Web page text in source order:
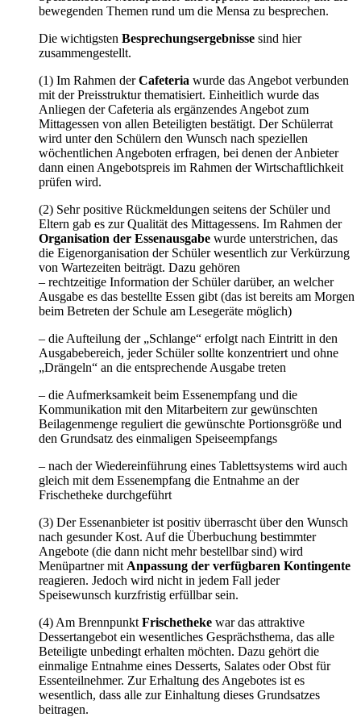
bewegenden Themen rund um die Mensa zu besprechen.
Die wichtigsten Besprechungsergebnisse sind hier
zusammengestellt.
(1) Im Rahmen derCafeteria wurde das Angebot verbunden
mit der Preisstruktur thematisiert. Einheitlich wurde das
Anliegen der Cafeteria als ergänzendes Angebot zum
Mittagessen von allen Beteiligten bestätigt. Der Schülerrat
wird unter den Schülern den Wunsch nach speziellen
wöchentlichen Angeboten erfragen, bei denen der Anbieter
dann einen Angebotspreis im Rahmen der Wirtschaftlichkeit
prüfen wird.
(2) Sehr positive Rückmeldungen seitens der Schüler und
Eltern gab es zur Qualität des Mittagessens. Im Rahmen der
Organisation der Essenausgabe wurde unterstrichen, das
die Eigenorganisation der Schüler wesentlich zur Verkürzung
von Wartezeiten beiträgt. Dazu gehören
– rechtzeitige Information der Schüler darüber, an welcher
Ausgabe es das bestellte Essen gibt (das ist bereits am Morgen
beim Betreten der Schule am Lesegeräte möglich)
– die Aufteilung der „Schlange“ erfolgt nach Eintritt in den
Ausgabebereich, jeder Schüler sollte konzentriert und ohne
„Drängeln“ an die entsprechende Ausgabe treten
– die Aufmerksamkeit beim Essenempfang und die
Kommunikation mit den Mitarbeitern zur gewünschten
Beilagenmenge reguliert die gewünschte Portionsgröße und
den Grundsatz des einmaligen Speiseempfangs
– nach der Wiedereinführung eines Tablettsystems wird auch
gleich mit dem Essenempfang die Entnahme an der
Frischetheke durchgeführt
(3) Der Essenanbieter ist positiv überrascht über den Wunsch
nach gesunder Kost. Auf die Überbuchung bestimmter
Angebote (die dann nicht mehr bestellbar sind) wird
Menüpartner mit Anpassung der verfügbaren Kontingente
reagieren. Jedoch wird nicht in jedem Fall jeder
Speisewunsch kurzfristig erfüllbar sein.
(4) Am Brennpunkt Frischetheke war das attraktive
Dessertangebot ein wesentliches Gesprächsthema, das alle
Beteiligte unbedingt erhalten möchten. Dazu gehört die
einmalige Entnahme eines Desserts, Salates oder Obst für
Essenteilnehmer. Zur Erhaltung des Angebotes ist es
wesentlich, dass alle zur Einhaltung dieses Grundsatzes
beitragen.